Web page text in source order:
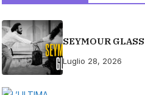
SEYMOUR GLASS
Luglio 28, 2026